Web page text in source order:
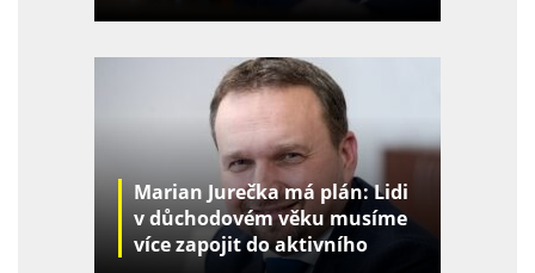
Marian Jurečka má plán: Lidi
v důchodovém věku musíme
více zapojit do aktivního